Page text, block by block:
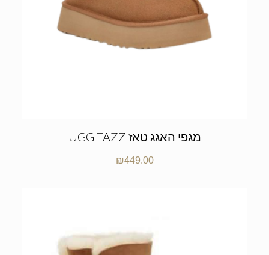
UGG TAZZ מגפי האגג טאז
₪449.00